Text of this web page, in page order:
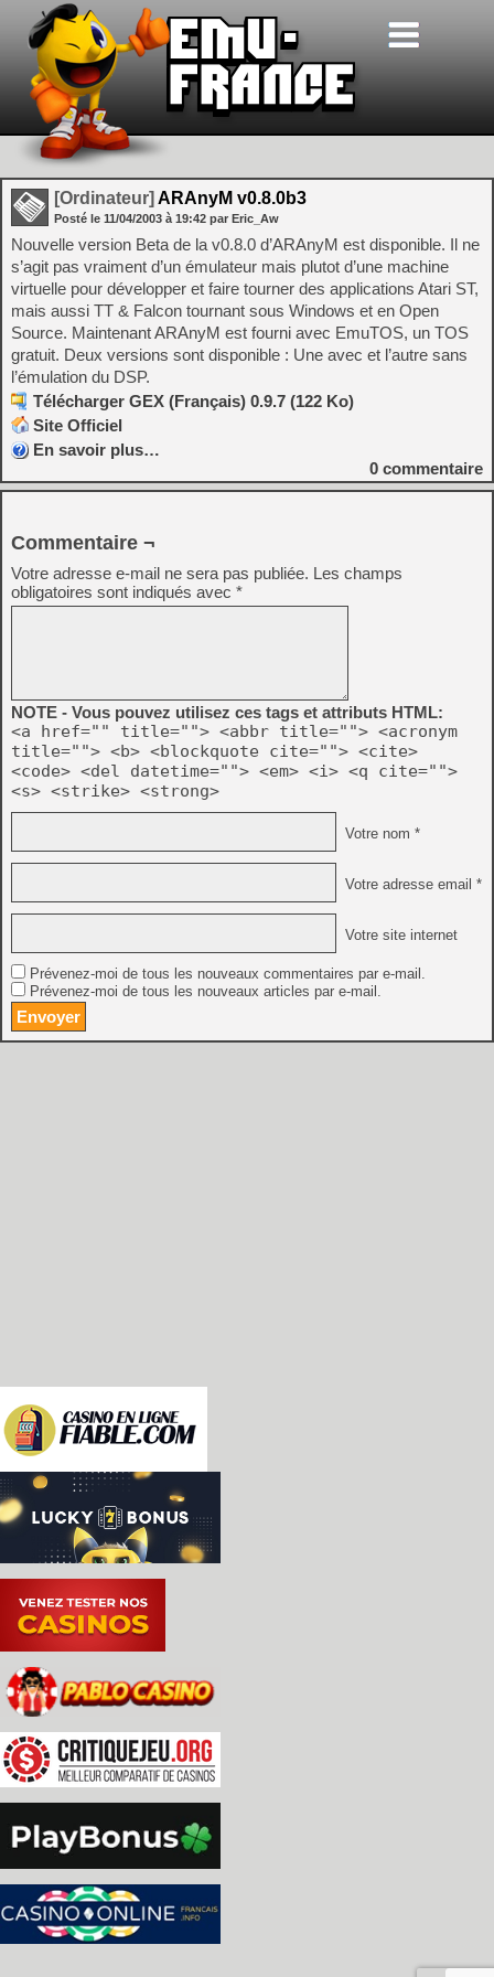
[Ordinateur] ARAnyM v0.8.0b3
Posté le 11/04/2003 à 19:42 par Eric_Aw
Nouvelle version Beta de la v0.8.0 d’ARAnyM est disponible. Il ne
s’agit pas vraiment d’un émulateur mais plutot d’une machine
virtuelle pour développer et faire tourner des applications Atari ST,
mais aussi TT & Falcon tournant sous Windows et en Open
Source. Maintenant ARAnyM est fourni avec EmuTOS, un TOS
gratuit. Deux versions sont disponible : Une avec et l’autre sans
l’émulation du DSP.
Télécharger GEX (Français) 0.9.7 (122 Ko)
Site Officiel
En savoir plus…
0 commentaire
Commentaire ¬
Votre adresse e-mail ne sera pas publiée. Les champs
obligatoires sont indiqués avec *
NOTE - Vous pouvez utilisez ces tags et attributs HTML:
<a href="" title=""> <abbr title=""> <acronym
title=""> <b> <blockquote cite=""> <cite>
<code> <del datetime=""> <em> <i> <q cite="">
<s> <strike> <strong>
Votre nom *
Votre adresse email *
Votre site internet
Prévenez-moi de tous les nouveaux commentaires par e-mail.
Prévenez-moi de tous les nouveaux articles par e-mail.